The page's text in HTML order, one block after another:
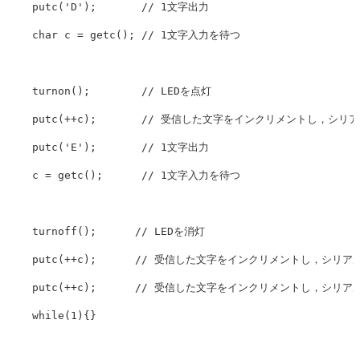
putc ( 'D' ); // 1文字出力
char c = getc (); // 1文字入力を待つ
turnon (); // LEDを点灯
putc ( ++c ); // 受信した文字をインクリメントし，シリ
putc ( 'E' ); // 1文字出力
c = getc (); // 1文字入力を待つ
turnoff (); // LEDを消灯
putc ( ++c ); // 受信した文字をインクリメントし，シリア
putc ( ++c ); // 受信した文字をインクリメントし，シリア
while ( 1 ){}